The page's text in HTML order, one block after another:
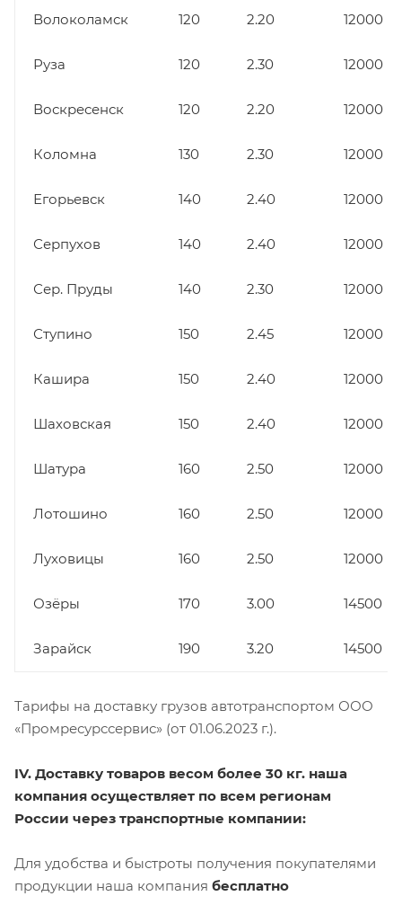
Волоколамск 120 2.20 12000
Руза 120 2.30 12000
Воскресенск 120 2.20 12000
Коломна 130 2.30 12000
Егорьевск 140 2.40 12000
Серпухов 140 2.40 12000
Сер. Пруды 140 2.30 12000
Ступино 150 2.45 12000
Кашира 150 2.40 12000
Шаховская 150 2.40 12000
Шатура 160 2.50 12000
Лотошино 160 2.50 12000
Луховицы 160 2.50 12000
Озёры 170 3.00 14500
Зарайск 190 3.20 14500
Тарифы на доставку грузов автотранспортом ООО
«Промресурссервис» (от 01.06.2023 г.).
IV. Доставку товаров весом более 30 кг. наша
компания осуществляет по всем регионам
России через транспортные компании:
Для удобства и быстроты получения покупателями
продукции наша компания бесплатно